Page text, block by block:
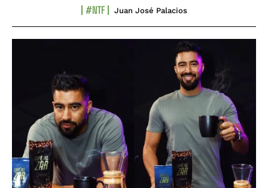
#NTF Juan José Palacios